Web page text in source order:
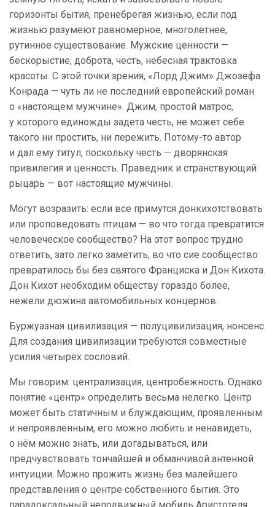
горизонты бытия, пренебрегая жизнью, если под
жизнью разумеют равномерное, многолетнее,
рутинное существование. Мужские ценности —
бескорыстие, доброта, честь, небесная трактовка
красоты. С этой точки зрения, «Лорд Джим» Джозефа
Конрада — чуть ли не последний европейский роман
о «настоящем мужчине». Джим, простой матрос,
у которого единожды задета честь, не может себе
такого ни простить, ни пережить. Потому-то автор
и дал ему титул, поскольку честь — дворянская
привилегия и ценность. Праведник и странствующий
рыцарь — вот настоящие мужчины.
Могут возразить: если все примутся донкихотствовать
или проповедовать птицам — во что тогда превратится
человеческое сообщество? На этот вопрос трудно
ответить, зато легко заметить, во что сие сообщество
превратилось бы без святого Франциска и Дон Кихота.
Дон Кихот необходим обществу гораздо более,
нежели дюжина автомобильных концернов.
Буржуазная цивилизация — полуцивилизация, нонсенс.
Для создания цивилизации требуются совместные
усилия четырёх сословий.
Мы говорим: централизация, центробежность. Однако
понятие «центр» определить весьма нелегко. Центр
может быть статичным и блуждающим, проявленным
и непроявленным, его можно любить и ненавидеть,
о нём можно знать, или догадываться, или
предчувствовать тончайшей и обманчивой антенной
интуиции. Можно прожить жизнь без малейшего
представления о центре собственного бытия. Это